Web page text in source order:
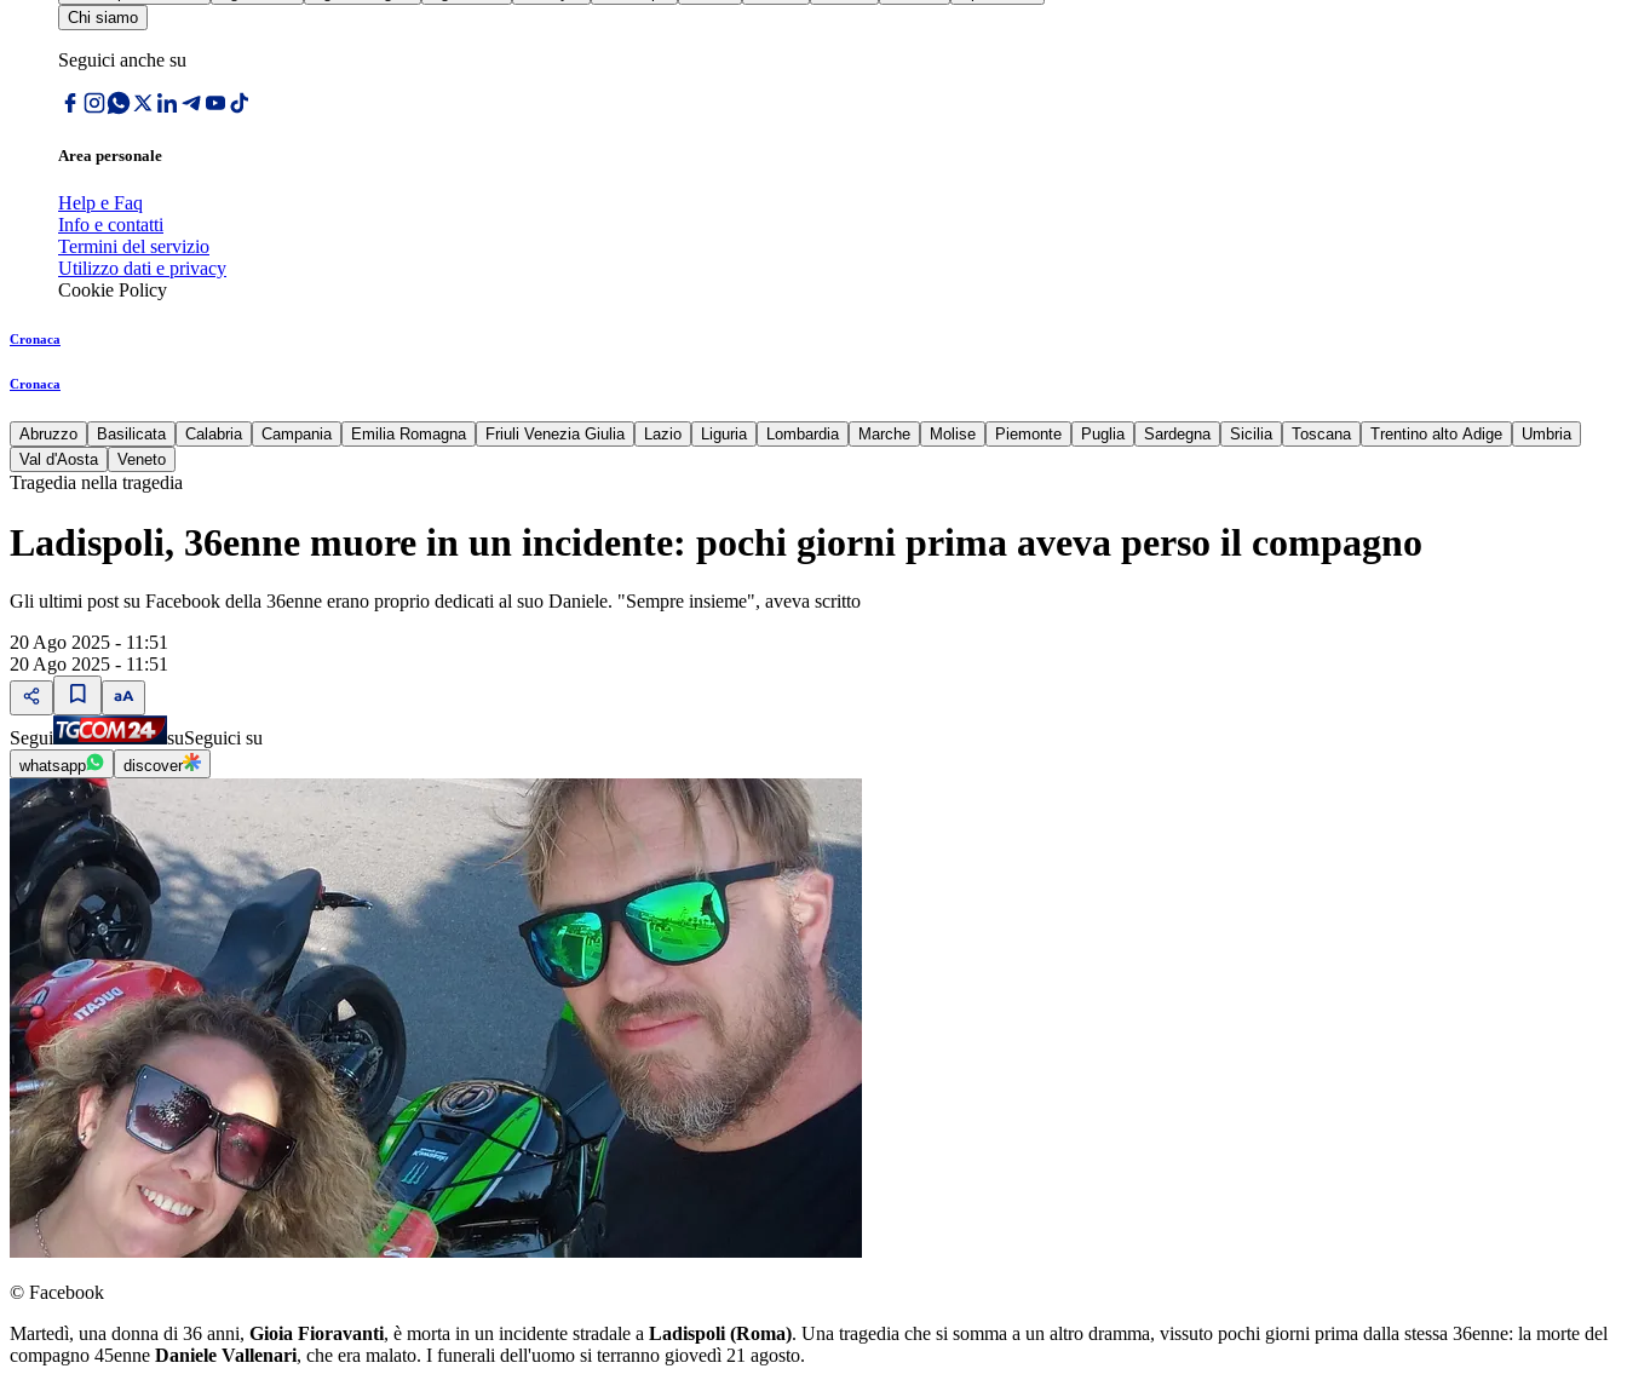
Chi siamo
Seguici anche su
Area personale
Help e Faq
Info e contatti
Termini del servizio
Utilizzo dati e privacy
Cookie Policy
Cronaca
Cronaca
Abruzzo Basilicata Calabria Campania Emilia Romagna Friuli Venezia Giulia Lazio Liguria Lombardia Marche Molise Piemonte Puglia Sardegna Sicilia Toscana Trentino alto Adige
Umbria
Val d'Aosta
Veneto
Tragedia nella tragedia
Ladispoli, 36enne muore in un incidente: pochi giorni prima aveva perso il compagno
Gli ultimi post su Facebook della 36enne erano proprio dedicati al suo Daniele. "Sempre insieme", aveva scritto
20 Ago 2025 - 11:51
20 Ago 2025 - 11:51
Segui suSeguici su
whatsapp discover
© Facebook
Martedì, una donna di 36 anni, Gioia Fioravanti, è morta in un incidente stradale a Ladispoli (Roma). Una tragedia che si somma a un altro dramma, vissuto pochi giorni prima dalla stessa 36enne: la morte del
compagno 45enne Daniele Vallenari, che era malato. I funerali dell'uomo si terranno giovedì 21 agosto.